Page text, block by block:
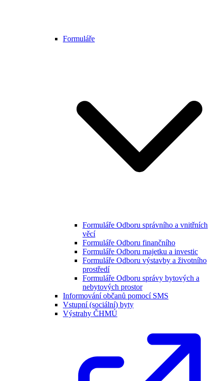
Formuláře
Formuláře Odboru správního a vnitřních
věcí
Formuláře Odboru finančního
Formuláře Odboru majetku a investic
Formuláře Odboru výstavby a životního
prostředí
Formuláře Odboru správy bytových a
nebytových prostor
Informování občanů pomocí SMS
Vstupní (sociální) byty
Výstrahy ČHMÚ